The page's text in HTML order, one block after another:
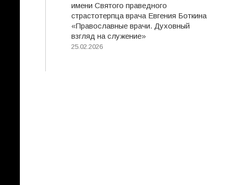
имени Святого праведного
страстотерпца врача Евгения Боткина
«Православные врачи. Духовный
взгляд на служение»
25.02.2026